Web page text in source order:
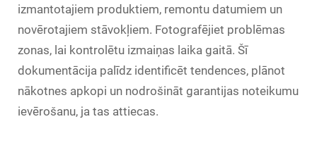
izmantotajiem produktiem, remontu datumiem un
novērotajiem stāvokļiem. Fotografējiet problēmas
zonas, lai kontrolētu izmaiņas laika gaitā. Šī
dokumentācija palīdz identificēt tendences, plānot
nākotnes apkopi un nodrošināt garantijas noteikumu
ievērošanu, ja tas attiecas.